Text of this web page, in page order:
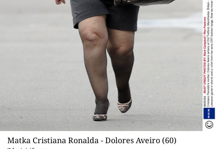
Sledujte prima+
Sledujte nás
Matka Cristiana Ronalda - Dolores Aveiro (60)